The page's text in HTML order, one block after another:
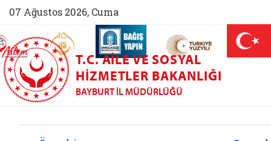
07 Ağustos 2026, Cuma
(yeni sekmede açılır)
AİLEM İletişim Merkezi (yeni sekmede açılır)
Aile ve Nüfus On Yılı (yeni sekmede açılır)
Darülaceze bağış sayfası (yeni
T.C. AILE VE SOSYAL
HIZMETLER BAKANLIĞI
BAYBURT İL MÜDÜRLÜĞÜ